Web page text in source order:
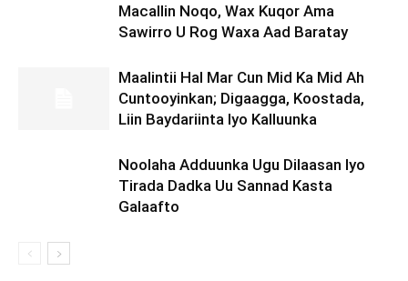
Macallin Noqo, Wax Kuqor Ama
Sawirro U Rog Waxa Aad Baratay
Maalintii Hal Mar Cun Mid Ka Mid Ah
Cuntooyinkan; Digaagga, Koostada,
Liin Baydariinta Iyo Kalluunka
Noolaha Adduunka Ugu Dilaasan Iyo
Tirada Dadka Uu Sannad Kasta
Galaafto